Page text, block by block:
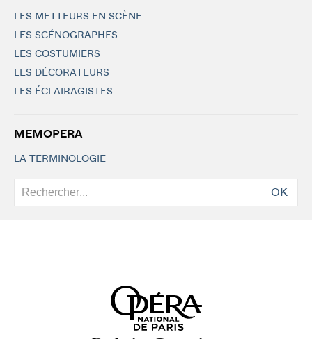
LES METTEURS EN SCÈNE
LES SCÉNOGRAPHES
LES COSTUMIERS
LES DÉCORATEURS
LES ÉCLAIRAGISTES
MEMOPERA
LA TERMINOLOGIE
OK